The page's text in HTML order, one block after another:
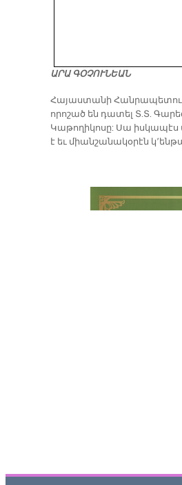
ԱՐԱ ԳՕՉՈՒՆԵԱՆ
​Հայաստանի
որոշած են դատել Տ.Տ.
Կաթողիկոսը: Սա իսկապէս
է եւ միանշանակօրէն